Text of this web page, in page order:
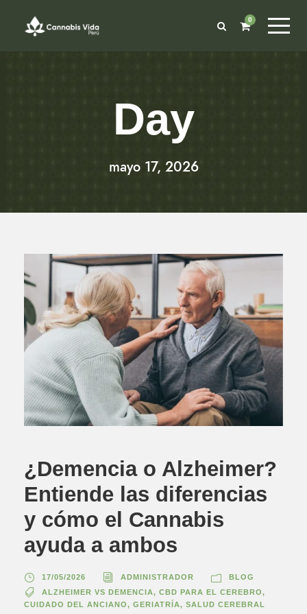
0
Day
mayo 17, 2026
¿Demencia o Alzheimer?
Entiende las diferencias
y cómo el Cannabis
ayuda a ambos
17/05/2026 ADMINISTRADOR
BLOG
ALZHEIMER VS DEMENCIA, CBD PARA EL CEREBRO,
CUIDADO DEL ANCIANO, GERIATRÍA, SALUD CEREBRAL